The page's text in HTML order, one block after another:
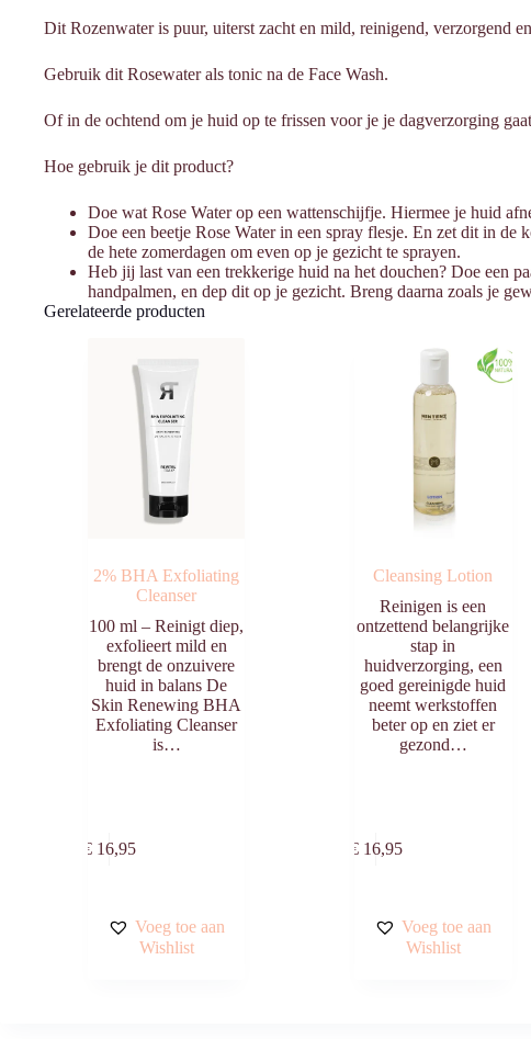
Dit Rozenwater is puur, uiterst zacht en mild, reinigend, verzorgend
Gebruik dit Rosewater als tonic na de Face Wash.
Of in de ochtend om je huid op te frissen voor je je dagverzorging
Hoe gebruik je dit product?
Doe wat Rose Water op een wattenschijfje. Hiermee je huid
Doe een beetje Rose Water in een spray flesje. En zet dit in de
de hete zomerdagen om even op je gezicht te sprayen.
Heb jij last van een trekkerige huid na het douchen? Doe een
handpalmen, en dep dit op je gezicht. Breng daarna zoals je
Gerelateerde producten
2% BHA Exfoliating
Cleanser
100 ml – Reinigt diep,
exfolieert mild en
brengt de onzuivere
huid in balans De
Skin Renewing BHA
Exfoliating Cleanser
is…
€16,95
Voeg toe aan
Wishlist
Cleansing Lotion
Reinigen is een
ontzettend belangrijke
stap in
huidverzorging, een
goed gereinigde huid
neemt werkstoffen
beter op en ziet er
gezond…
€16,95
Voeg toe aan
Wishlist